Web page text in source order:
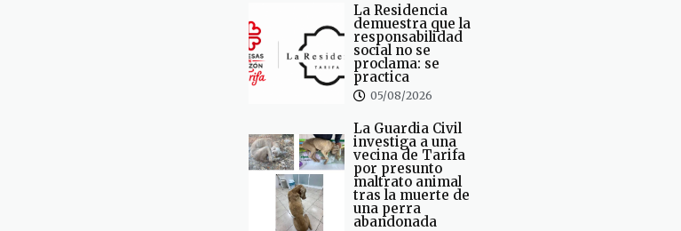
La Residencia
demuestra que la
responsabilidad
social no se
proclama: se
practica
05/08/2026
La Guardia Civil
investiga a una
vecina de Tarifa
por presunto
maltrato animal
tras la muerte de
una perra
abandonada